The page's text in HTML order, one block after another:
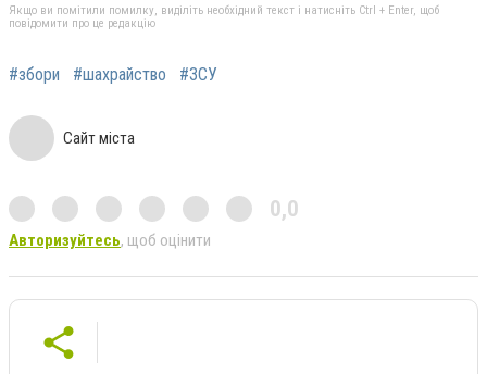
Якщо ви помітили помилку, виділіть необхідний текст і натисніть Ctrl + Enter, щоб
повідомити про це редакцію
#збори #шахрайство #ЗСУ
Сайт міста
0,0
Авторизуйтесь, щоб оцінити